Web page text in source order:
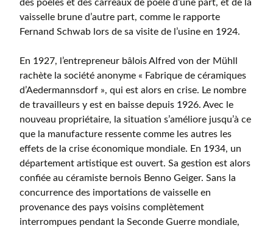
des poêles et des carreaux de poêle d’une part, et de la
vaisselle brune d’autre part, comme le rapporte
Fernand Schwab lors de sa visite de l’usine en 1924.
En 1927, l’entrepreneur bâlois Alfred von der Mühll
rachète la société anonyme « Fabrique de céramiques
d’Aedermannsdorf », qui est alors en crise. Le nombre
de travailleurs y est en baisse depuis 1926. Avec le
nouveau propriétaire, la situation s’améliore jusqu’à ce
que la manufacture ressente comme les autres les
effets de la crise économique mondiale. En 1934, un
département artistique est ouvert. Sa gestion est alors
confiée au céramiste bernois Benno Geiger. Sans la
concurrence des importations de vaisselle en
provenance des pays voisins complètement
interrompues pendant la Seconde Guerre mondiale,